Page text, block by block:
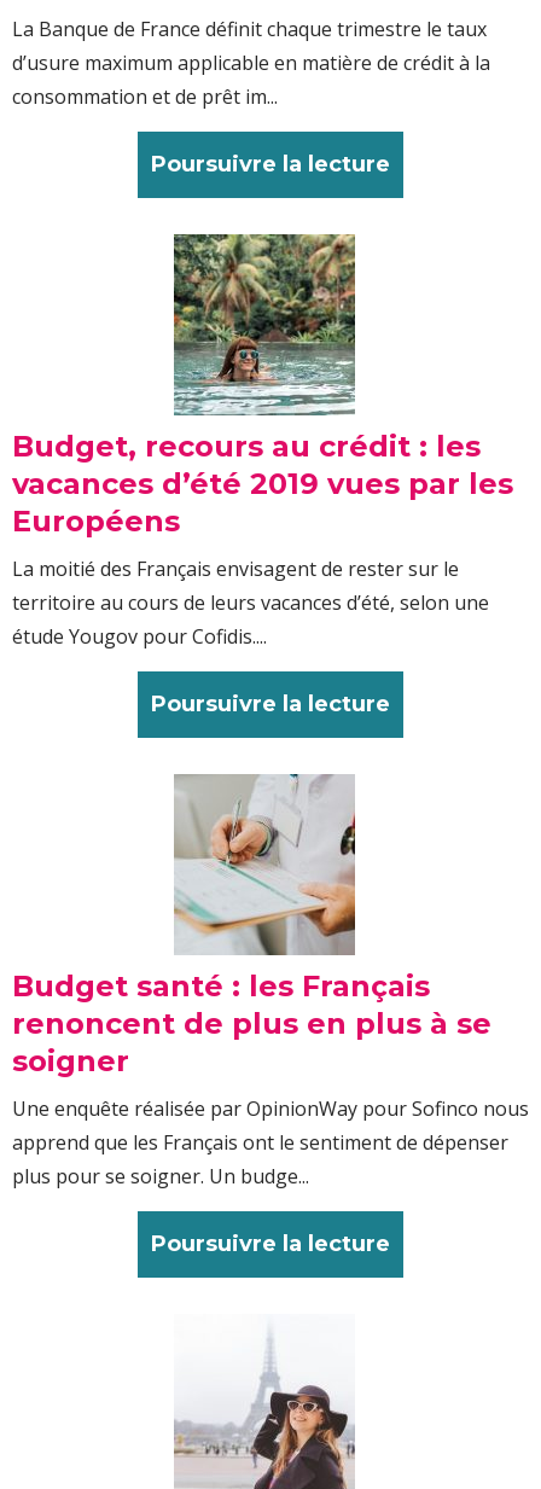
La Banque de France définit chaque trimestre le taux
d’usure maximum applicable en matière de crédit à la
consommation et de prêt im...
Poursuivre la lecture
Budget, recours au crédit : les
vacances d’été 2019 vues par les
Européens
La moitié des Français envisagent de rester sur le
territoire au cours de leurs vacances d’été, selon une
étude Yougov pour Cofidis....
Poursuivre la lecture
Budget santé : les Français
renoncent de plus en plus à se
soigner
Une enquête réalisée par OpinionWay pour Sofinco nous
apprend que les Français ont le sentiment de dépenser
plus pour se soigner. Un budge...
Poursuivre la lecture